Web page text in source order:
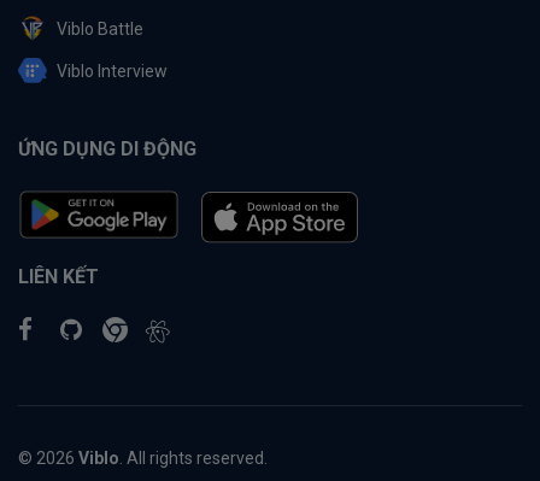
Viblo Battle
Viblo Interview
ỨNG DỤNG DI ĐỘNG
LIÊN KẾT
© 2026 Viblo . All rights reserved.